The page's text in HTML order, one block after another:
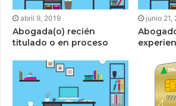
abril 9, 2019
Abogada(o) recién
titulado o en proceso
junio 21,